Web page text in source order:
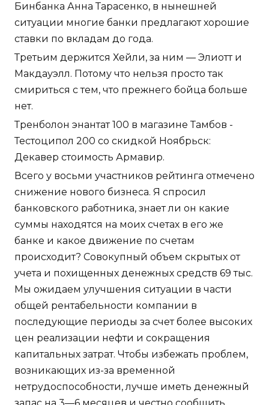
Бинбанка Анна Тарасенко, в нынешней
ситуации многие банки предлагают хорошие
ставки по вкладам до года.
Третьим держится Хейли, за ним — Элиотт и
Макдауэлл. Потому что нельзя просто так
смириться с тем, что прежнего бойца больше
нет.
Тренболон энантат 100 в магазине Тамбов -
Тестоципол 200 со скидкой Ноябрьск:
Декавер стоимость Армавир.
Всего у восьми участников рейтинга отмечено
снижение нового бизнеса. Я спросил
банковского работника, знает ли он какие
суммы находятся на моих счетах в его же
банке и какое движение по счетам
происходит? Совокупный объем скрытых от
учета и похищенных денежных средств 69 тыс.
Мы ожидаем улучшения ситуации в части
общей рентабельности компании в
последующие периоды за счет более высоких
цен реализации нефти и сокращения
капитальных затрат. Чтобы избежать проблем,
возникающих из-за временной
нетрудоспособности, лучше иметь денежный